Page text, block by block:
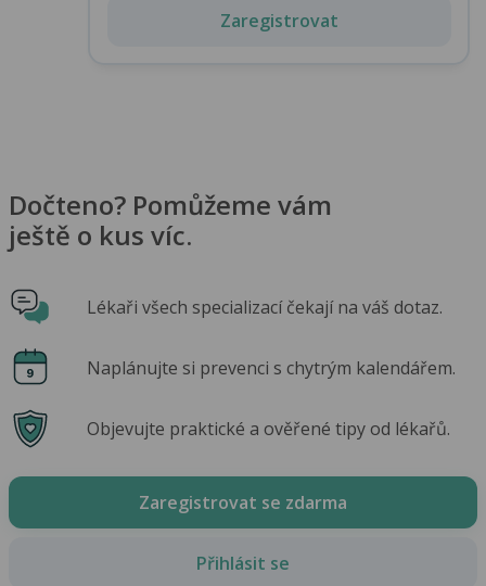
Zaregistrovat
Dočteno? Pomůžeme vám
ještě o kus víc.
Lékaři všech specializací čekají na váš dotaz.
Naplánujte si prevenci s chytrým kalendářem.
Objevujte praktické a ověřené tipy od lékařů.
Zaregistrovat se zdarma
Přihlásit se